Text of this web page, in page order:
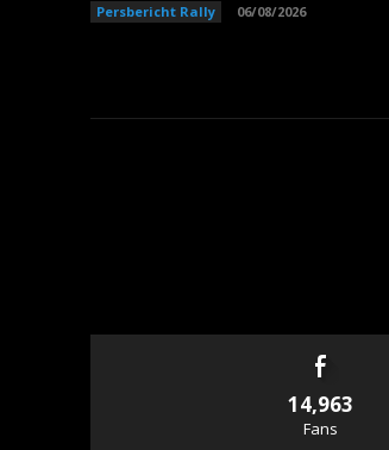
Persbericht Rally 06/08/2026
14,963
Fans